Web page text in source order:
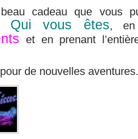
cadeau que vous
Qui vous êtes,
et en prenant
de nouvelles aventures.